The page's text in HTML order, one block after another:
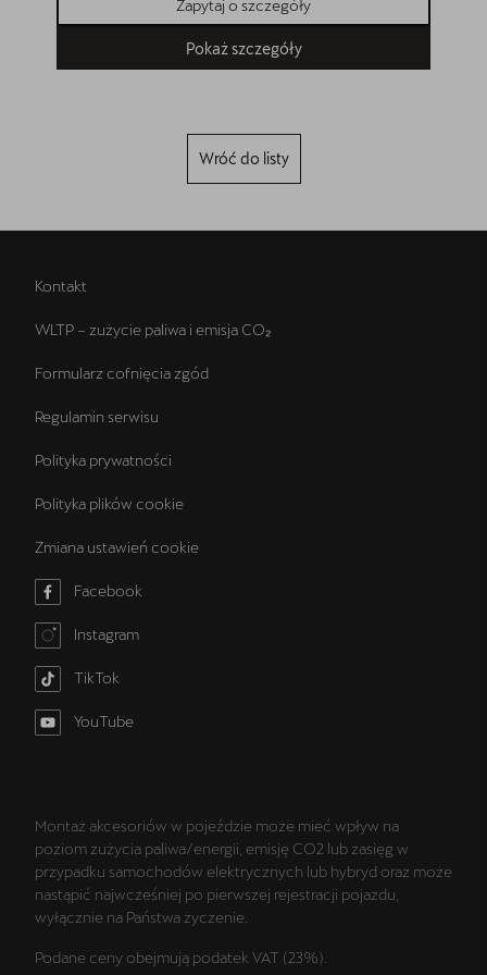
Zapytaj o szczegóły
Pokaż szczegóły
Wróć do listy
Kontakt
WLTP – zużycie paliwa i emisja CO₂
Formularz cofnięcia zgód
Regulamin serwisu
Polityka prywatności
Polityka plików cookie
Zmiana ustawień cookie
Facebook
Instagram
TikTok
YouTube
Montaż akcesoriów w pojeździe może mieć wpływ na
poziom zużycia paliwa/energii, emisję CO2 lub zasięg w
przypadku samochodów elektrycznych lub hybryd oraz może
nastąpić najwcześniej po pierwszej rejestracji pojazdu,
wyłącznie na Państwa życzenie.
Podane ceny obejmują podatek VAT (23%).